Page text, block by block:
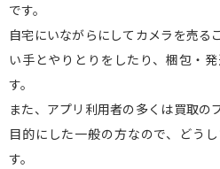
です。
自宅にいながらにしてカメラを売る
い手とやりとりをしたり、梱包・
す。
また、アプリ利用者の多くは買取の
目的にした一般の方なので、どう
す。